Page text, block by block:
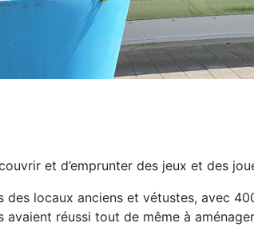
et d’emprunter des jeux et des
locaux anciens et vétustes, avec
réussi tout de même à